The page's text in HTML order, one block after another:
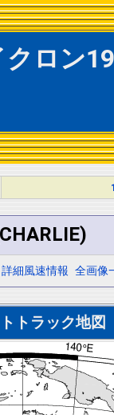
ロン
詳細風速情報 全画像
トラック地図